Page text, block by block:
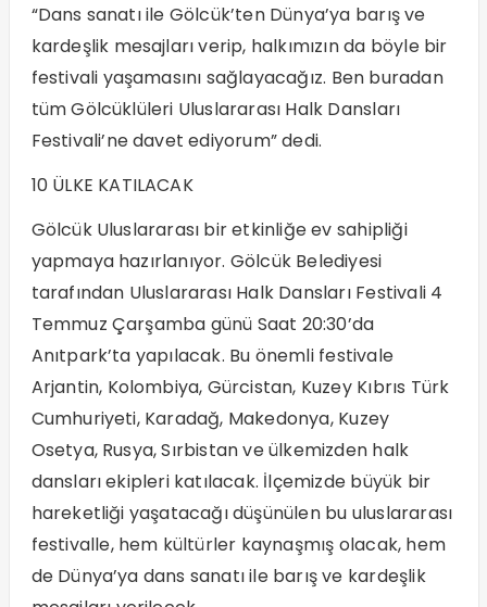
“Dans sanatı ile Gölcük’ten Dünya’ya barış ve
kardeşlik mesajları verip, halkımızın da böyle bir
festivali yaşamasını sağlayacağız. Ben buradan
tüm Gölcüklüleri Uluslararası Halk Dansları
Festivali’ne davet ediyorum” dedi.
10 ÜLKE KATILACAK
Gölcük Uluslararası bir etkinliğe ev sahipliği
yapmaya hazırlanıyor. Gölcük Belediyesi
tarafından Uluslararası Halk Dansları Festivali 4
Temmuz Çarşamba günü Saat 20:30’da
Anıtpark’ta yapılacak. Bu önemli festivale
Arjantin, Kolombiya, Gürcistan, Kuzey Kıbrıs Türk
Cumhuriyeti, Karadağ, Makedonya, Kuzey
Osetya, Rusya, Sırbistan ve ülkemizden halk
dansları ekipleri katılacak. İlçemizde büyük bir
hareketliği yaşatacağı düşünülen bu uluslararası
festivalle, hem kültürler kaynaşmış olacak, hem
de Dünya’ya dans sanatı ile barış ve kardeşlik